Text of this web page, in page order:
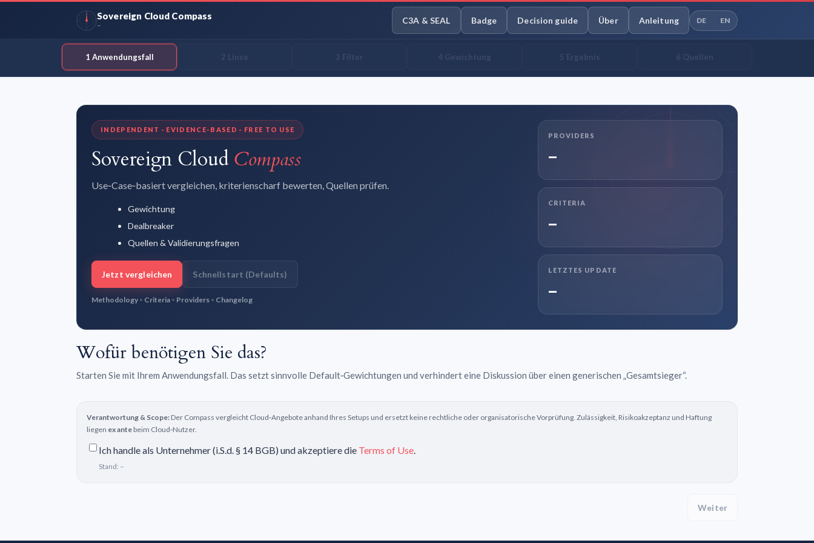
Sovereign Cloud Compass
– C3A & SEAL Badge Decision guide Über Anleitung DE EN
1 Anwendungsfall 2 Linse 3 Filter 4 Gewichtung 5 Ergebnis 6 Quellen
INDEPENDENT · EVIDENCE-BASED · FREE TO USE
Sovereign Cloud Compass
Use‑Case‑basiert vergleichen, kriterienscharf bewerten, Quellen prüfen.
Gewichtung
Dealbreaker
Quellen & Validierungsfragen
Jetzt vergleichen Schnellstart (Defaults)
Methodology • Criteria • Providers • Changelog
PROVIDERS
–
CRITERIA
–
LETZTES UPDATE
–
Wofür benötigen Sie das?
Starten Sie mit Ihrem Anwendungsfall. Das setzt sinnvolle Default‑Gewichtungen und verhindert eine Diskussion über einen generischen „Gesamtsieger“.
Verantwortung & Scope: Der Compass vergleicht Cloud‑Angebote anhand Ihres Setups und ersetzt keine rechtliche oder organisatorische Vorprüfung. Zulässigkeit, Risikoakzeptanz und Haftung
liegen ex ante beim Cloud‑Nutzer.
Ich handle als Unternehmer (i.S.d. § 14 BGB) und akzeptiere die Terms of Use.
Stand: –
Weiter